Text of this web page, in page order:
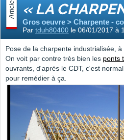
Article « LA
Gros oeuvre > Charpente -
Par tduh80400 le 06/01/2017 à
Pose de la charpente industrialisée,
On voit par contre très bien les ponts
ouvrants, d'après le CDT, c'est
pour remédier à ça.